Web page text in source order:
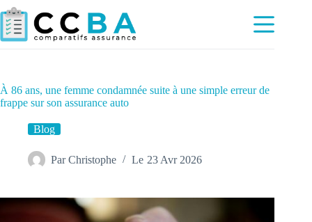
Passer
au
contenu
À 86 ans, une femme condamnée suite à une simple erreur de
frappe sur son assurance auto
Blog
Par Christophe Le 23 Avr 2026